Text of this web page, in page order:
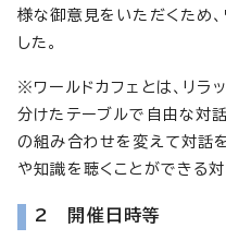
様な御意見をいただくため、
した。
※ワールドカフェとは、リラ
分けたテーブルで自由な対
の組み合わせを変えて対話
や知識を聴くことができる対
2 開催日時等